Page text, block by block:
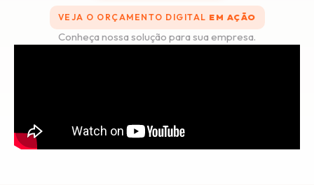
VEJA O ORÇAMENTO DIGITAL EM AÇÃO
Conheça nossa solução para sua empresa.